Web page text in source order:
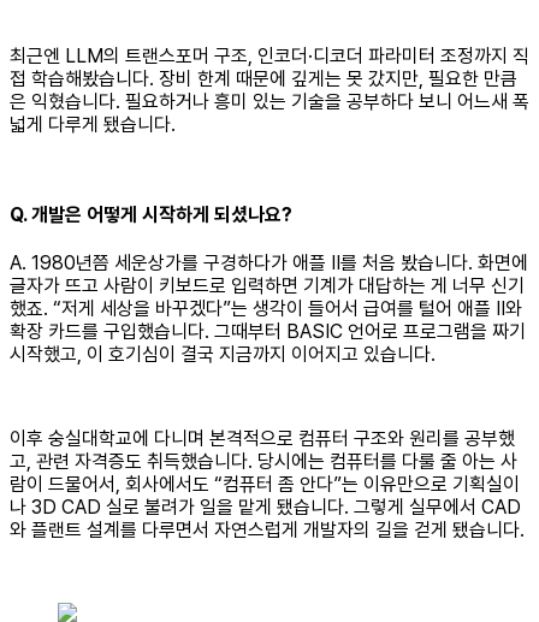
최근엔 LLM의 트랜스포머 구조, 인코더·디코더 파라미터 조정까지 직
접 학습해봤습니다. 장비 한계 때문에 깊게는 못 갔지만, 필요한 만큼
은 익혔습니다. 필요하거나 흥미 있는 기술을 공부하다 보니 어느새 폭
넓게 다루게 됐습니다.
Q. 개발은 어떻게 시작하게 되셨나요?
A. 1980년쯤 세운상가를 구경하다가 애플 II를 처음 봤습니다. 화면에
글자가 뜨고 사람이 키보드로 입력하면 기계가 대답하는 게 너무 신기
했죠. “저게 세상을 바꾸겠다”는 생각이 들어서 급여를 털어 애플 II와
확장 카드를 구입했습니다. 그때부터 BASIC 언어로 프로그램을 짜기
시작했고, 이 호기심이 결국 지금까지 이어지고 있습니다.
이후 숭실대학교에 다니며 본격적으로 컴퓨터 구조와 원리를 공부했
고, 관련 자격증도 취득했습니다. 당시에는 컴퓨터를 다룰 줄 아는 사
람이 드물어서, 회사에서도 “컴퓨터 좀 안다”는 이유만으로 기획실이
나 3D CAD 실로 불려가 일을 맡게 됐습니다. 그렇게 실무에서 CAD
와 플랜트 설계를 다루면서 자연스럽게 개발자의 길을 걷게 됐습니다.